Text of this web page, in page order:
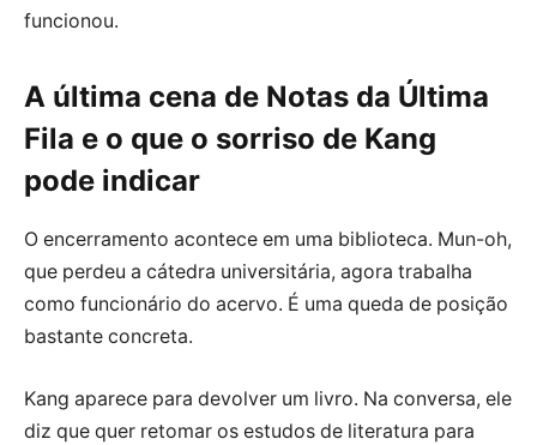
funcionou.
A última cena de Notas da Última
Fila e o que o sorriso de Kang
pode indicar
O encerramento acontece em uma biblioteca. Mun-oh,
que perdeu a cátedra universitária, agora trabalha
como funcionário do acervo. É uma queda de posição
bastante concreta.
Kang aparece para devolver um livro. Na conversa, ele
diz que quer retomar os estudos de literatura para